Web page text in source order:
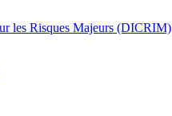
les Risques Majeurs (DICRIM)